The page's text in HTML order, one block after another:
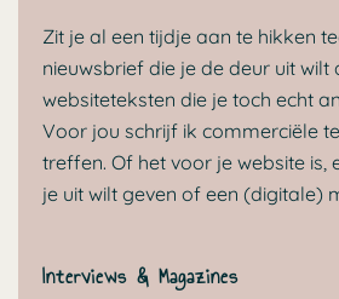
Zit je al een tijdje aan te hikken
nieuwsbrief die je de deur uit wilt
websiteteksten die je toch echt
Voor jou schrijf ik commerciële
treffen. Of het voor je website is,
je uit wilt geven of een (digitale)
Interviews & Magazines